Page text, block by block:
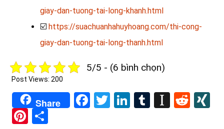
giay-dan-tuong-tai-long-khanh.html
☑️ https://suachuanhahuyhoang.com/thi-cong-
giay-dan-tuong-tai-long-thanh.html
5/5 - (6 bình chọn)
Post Views: 200
Share Facebook
TwitterLinkedIn
Tumblr
Pinterest